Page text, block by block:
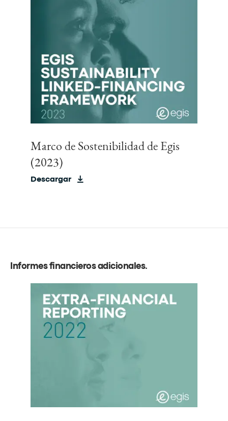
Marco de Sostenibilidad de Egis
(2023)
Descargar
Informes financieros adicionales.